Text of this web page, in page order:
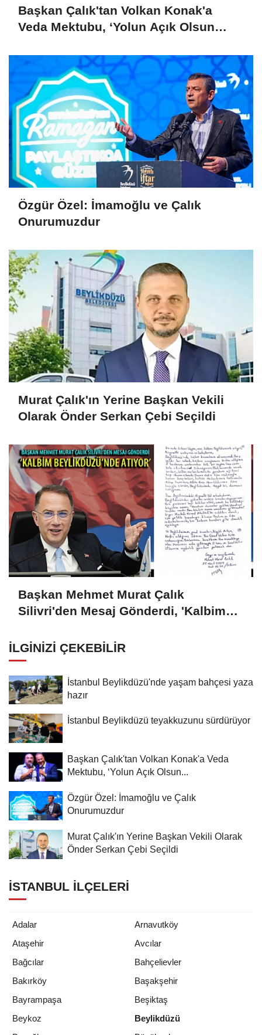
Başkan Çalık'tan Volkan Konak'a
Veda Mektubu, ‘Yolun Açık Olsun
Özgür Özel: İmamoğlu ve Çalık
Onurumuzdur
Murat Çalık'ın Yerine Başkan Vekili
Olarak Önder Serkan Çebi Seçildi
Başkan Mehmet Murat Çalık
Silivri'den Mesaj Gönderdi, 'Kalbim
İLGINIZI ÇEKEBILIR
İstanbul Beylikdüzü'nde yaşam bahçesi yaza
hazır
İstanbul Beylikdüzü teyakkuzunu sürdürüyor
Başkan Çalık'tan Volkan Konak'a Veda
Mektubu, ‘Yolun Açık Olsun...
Özgür Özel: İmamoğlu ve Çalık
Onurumuzdur
Murat Çalık'ın Yerine Başkan Vekili Olarak
Önder Serkan Çebi Seçildi
İSTANBUL İLÇELERI
Adalar
Arnavutköy
Ataşehir
Avcılar
Bağcılar
Bahçelievler
Bakırköy
Başakşehir
Bayrampaşa
Beşiktaş
Beykoz
Beylikdüzü